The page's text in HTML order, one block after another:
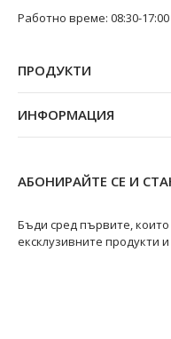
Работно време: 08:30-
ПРОДУКТИ
Гривни
ИНФОРМАЦИЯ
Магазини
Ремонт на бижута
Видове перли
АБОНИРАЙТЕ СЕ И
Бъди сред първите,
ексклузивните продукти